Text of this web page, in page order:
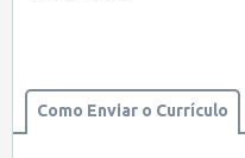
Como Enviar o Currículo